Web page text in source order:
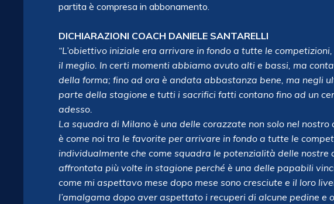
partita è compresa in abbonamento.
DICHIARAZIONI COACH DANIELE SANTARELLI
“L’obiettivo iniziale era arrivare in fondo a tutte le
il meglio. In certi momenti abbiamo avuto alti e bassi, ma
della forma; fino ad ora è andata abbastanza bene, ma negli
parte della stagione e tutti i sacrifici fatti contano fino ad un
adesso.
La squadra di Milano è una delle corazzate non solo nel
è come noi tra le favorite per arrivare in fondo a tutte le
individualmente che come squadra le potenzialità delle nostre
affrontata più volte in stagione perché è una delle papabili
come mi aspettavo mese dopo mese sono cresciute e il loro
l’amalgama dopo aver aspettato i recuperi di alcune pedine